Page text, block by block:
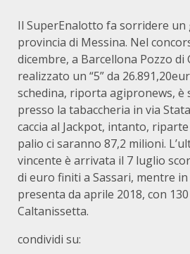
Il SuperEnalotto fa sorridere un
provincia di Messina. Nel
dicembre, a Barcellona Pozzo
realizzato un “5” da
schedina, riporta agipronews, è
presso la tabaccheria in via
caccia al Jackpot, intanto,
palio ci saranno 87,2 milioni.
vincente è arrivata il 7 luglio
di euro finiti a Sassari, mentre in
presenta da aprile 2018, con
Caltanissetta.
condividi su: